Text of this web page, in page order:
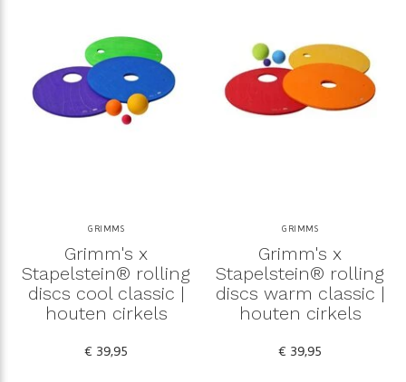
GRIMMS
Grimm's x
Stapelstein® rolling
discs cool classic |
houten cirkels
€ 39,95
GRIMMS
Grimm's x
Stapelstein® rolling
discs warm classic |
houten cirkels
€ 39,95